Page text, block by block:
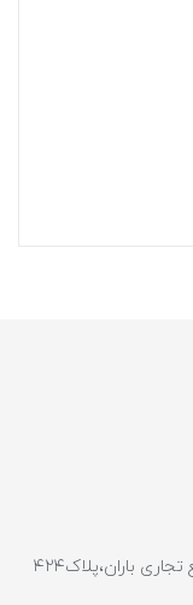
باران،پلاک۴۲۴